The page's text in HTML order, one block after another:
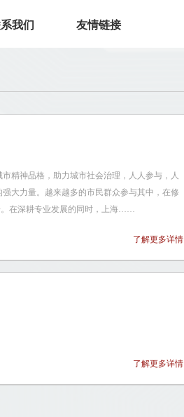
我们 友情链接
精神品格，助力城市社会治理，人人参与，人
大力量。越来越多的市民群众参与其中，在修
。在深耕专业发展的同时，上海……
了解更多详情
了解更多详情